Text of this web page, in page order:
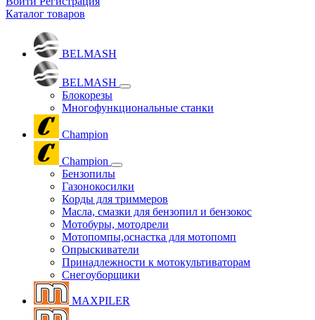
Каталог товаров
BELMASH
BELMASH
Блокорезы
Многофункциональные станки
Champion
Champion
Бензопилы
Газонокосилки
Корды для триммеров
Масла, смазки для бензопил и бензокос
Мотобуры, мотодрели
Мотопомпы,оснастка для мотопомп
Опрыскиватели
Принадлежности к мотокультиваторам
Снегоуборщики
MAXPILER